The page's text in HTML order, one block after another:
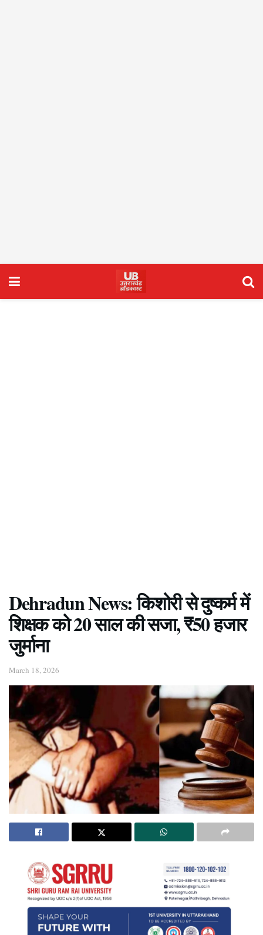
Dehradun News: किशोरी से दुष्कर्म में
शिक्षक को 20 साल की सजा, ₹50 हजार
जुर्माना
March 18, 2026